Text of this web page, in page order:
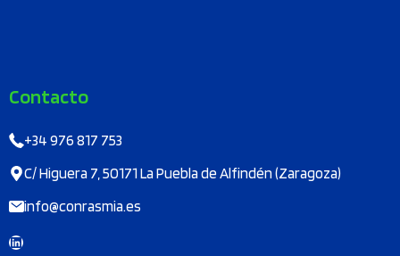
Contacto
+34 976 817 753
C/ Higuera 7, 50171 La Puebla de Alfindén (Zaragoza)
info@conrasmia.es
LinkedIn